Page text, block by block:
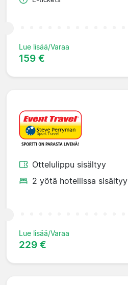
Lue lisää/Varaa
159 €
Ottelulippu sisältyy
2 yötä hotellissa sisältyy
Lue lisää/Varaa
229 €